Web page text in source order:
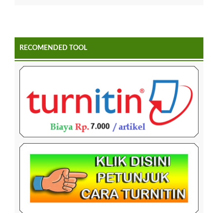
RECOMENDED TOOL